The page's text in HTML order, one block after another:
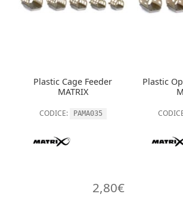
Plastic Cage Feeder
MATRIX
CODICE: PAMA035
2,80€
Plastic